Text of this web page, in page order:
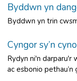
Byddwn yn
Byddwn yn trin
Cyngor sy’n
Rydyn ni'n darparu'r
ac esbonio pethau’n